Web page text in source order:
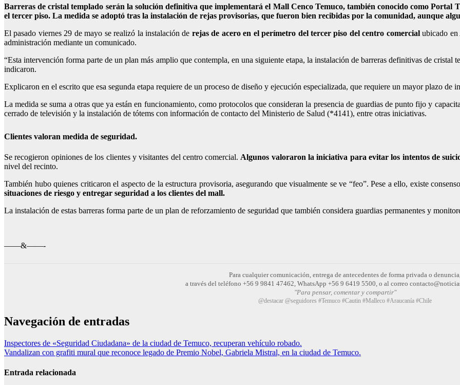
Barreras de cristal templado serán la solución definitiva que implementará el Mall Cenco Temuco, también conocido como Portal
el tercer piso. La medida se adoptó tras la instalación de rejas provisorias, que fueron bien recibidas por la comunidad, aunque
El pasado viernes 29 de mayo se realizó la instalación de rejas de acero en el perímetro del tercer piso del centro comercialubicado en
administración mediante un comunicado.
“Esta intervención forma parte de un plan más amplio que contempla, en una siguiente etapa, la instalación de barreras definitivas de cristal
indicaron.
Explicaron en el escrito que esa segunda etapa requiere de un proceso de diseño y ejecución especializada, que requiere un mayor plazo de
La medida se suma a otras que ya están en funcionamiento, como protocolos que consideran la presencia de guardias de punto fijo y
cerrado de televisión y la instalación de tótems con información de contacto del Ministerio de Salud (*4141), entre otras iniciativas.
Clientes valoran medida de seguridad.
Se recogieron opiniones de los clientes y visitantes del centro comercial. Algunos valoraron la iniciativa para evitar los intentos de
nivel del recinto.
También hubo quienes criticaron el aspecto de la estructura provisoria, asegurando que visualmente se ve “feo”. Pese a ello, existe
situaciones de riesgo y entregar seguridad a los clientes del mall.
La instalación de estas barreras forma parte de un plan de reforzamiento de seguridad que también considera guardias permanentes y
——&——-
Para cualquier comunicación, entrega de antecedentes de forma privada o denuncia,
a través del teléfono +56 9 9841 47462, WhatsApp +56 9 6419 5500, o al correo
"Para pensar, comentar y compartir"
@destacar @seguidores #Temuco #Cautin #Malleco #Araucanía #Chile
Navegación de entradas
Inspectores de «Seguridad Ciudadana» de la ciudad de Temuco, recuperan vehículo robado.
Vandalizan con grafiti mural que reconoce legado de Premio Nobel, Gabriela Mistral, en la ciudad de Temuco.
Entrada relacionada